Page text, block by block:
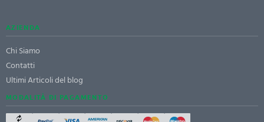
AZIENDA
Chi Siamo
Contatti
Ultimi Articoli del blog
MODALITÀ DI PAGAMENTO